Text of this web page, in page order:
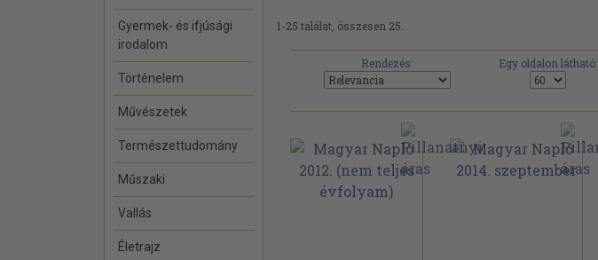
Gyermek- és ifjúsági
irodalom
Történelem
Művészetek
Természettudomány
Műszaki
Vallás
Életrajz
1-25 találat, összesen 25.
Rendezés:
Egy oldalon látható: